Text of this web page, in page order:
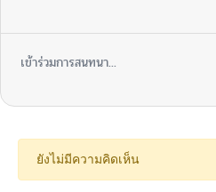
เข้าร่วมการสนทนา...
ยังไม่มีความคิดเห็น